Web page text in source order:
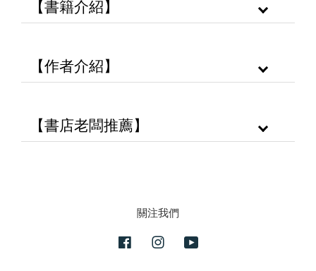
【書籍介紹】
【作者介紹】
【書店老闆推薦】
關注我們
FacebookInstagram